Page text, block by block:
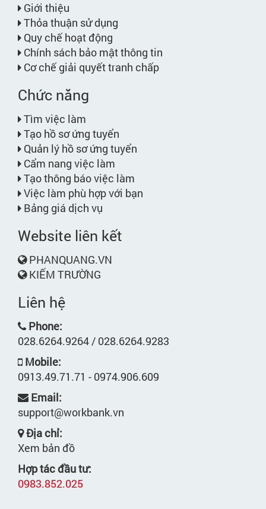
Giới thiệu
Thỏa thuận sử dụng
Quy chế hoạt động
Chính sách bảo mật thông tin
Cơ chế giải quyết tranh chấp
Chức năng
Tìm việc làm
Tạo hồ sơ ứng tuyển
Quản lý hồ sơ ứng tuyển
Cẩm nang việc làm
Tạo thông báo việc làm
Việc làm phù hợp với bạn
Bảng giá dịch vụ
Website liên kết
PHANQUANG.VN
KIẾM TRƯỜNG
Liên hệ
Phone:
028.6264.9264 / 028.6264.9283
Mobile:
0913.49.71.71 - 0974.906.609
Email:
support@workbank.vn
Địa chỉ:
Xem bản đồ
Hợp tác đầu tư:
0983.852.025